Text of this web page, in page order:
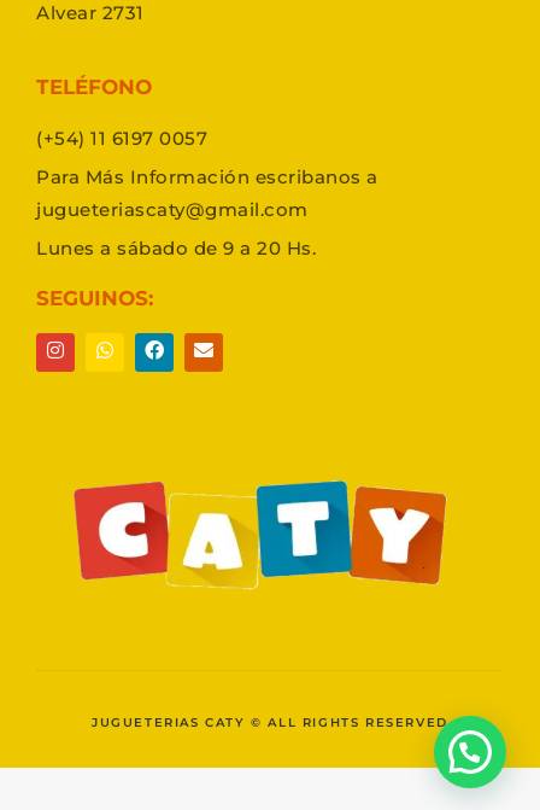
Alvear 2731
TELÉFONO
(+54) 11 6197 0057
Para Más Información escribanos a
jugueteriascaty@gmail.com
Lunes a sábado de 9 a 20 Hs.
SEGUINOS:
JUGUETERIAS CATY © ALL RIGHTS RESERVED